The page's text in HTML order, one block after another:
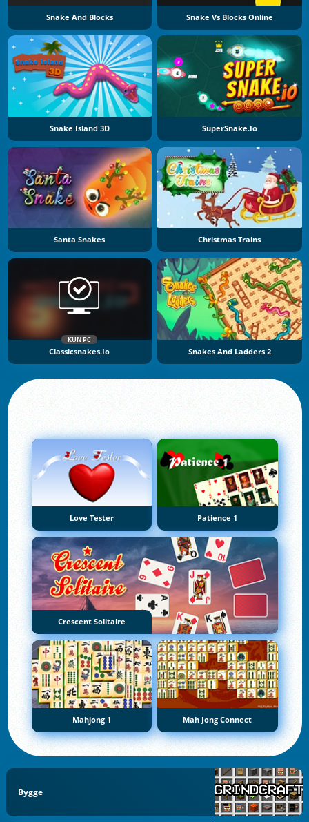
Snake And Blocks Snake Vs Blocks Online
Snake Island 3D SuperSnake.io
Santa Snakes Christmas Trains
KUN PC
Classicsnakes.io Snakes And Ladders 2
Love Tester Patience 1
Crescent Solitaire
Mahjong 1 Mah Jong Connect
Bygge